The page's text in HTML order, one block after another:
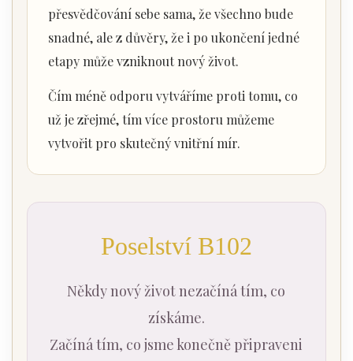
přesvědčování sebe sama, že všechno bude
snadné, ale z důvěry, že i po ukončení jedné
etapy může vzniknout nový život.
Čím méně odporu vytváříme proti tomu, co
už je zřejmé, tím více prostoru můžeme
vytvořit pro skutečný vnitřní mír.
Poselství B102
Někdy nový život nezačíná tím, co
získáme.
Začíná tím, co jsme konečně připraveni